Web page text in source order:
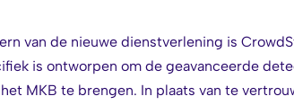
van de nieuwe dienstverlening is
is ontworpen om de geavanceerde
het MKB te brengen. In plaats van te